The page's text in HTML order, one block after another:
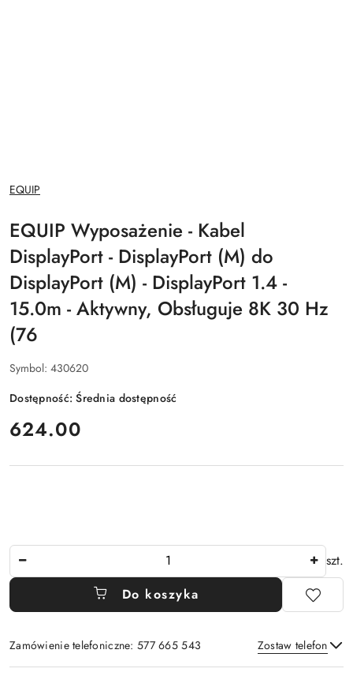
NAZWA
PRODUCENTA:
EQUIP
EQUIP Wyposażenie - Kabel
DisplayPort - DisplayPort (M) do
DisplayPort (M) - DisplayPort 1.4 -
15.0m - Aktywny, Obsługuje 8K 30 Hz
(76
Symbol: 430620
Dostępność:Średnia dostępność
cena:
624.00
szt.
Do koszyka
Zamówienie telefoniczne: 577 665 543 Zostaw telefon